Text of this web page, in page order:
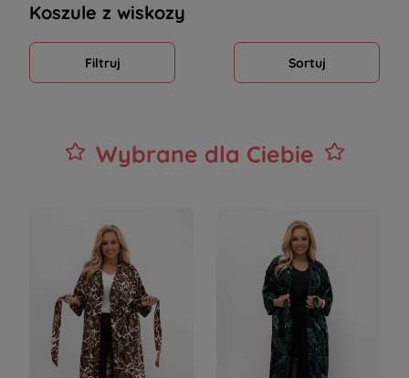
Koszule z wiskozy
Filtruj Sortuj
Wybrane dla Ciebie